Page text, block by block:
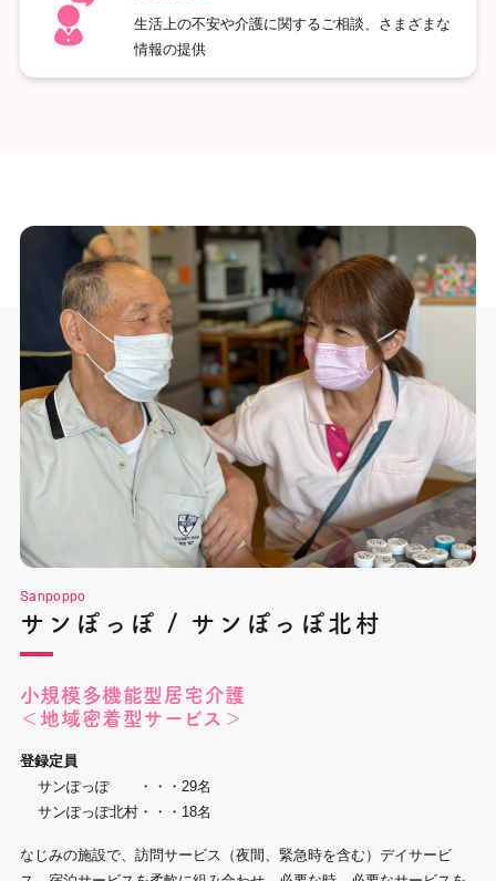
生活上の不安や介護に関するご相談、さまざまな
情報の提供
Sanpoppo
サンぽっぽ / サンぽっぽ北村
小規模多機能型居宅介護
＜地域密着型サービス＞
登録定員
サンぽっぽ ・・・29名
サンぽっぽ北村・・・18名
なじみの施設で、訪問サービス（夜間、緊急時を含む）デイサービ